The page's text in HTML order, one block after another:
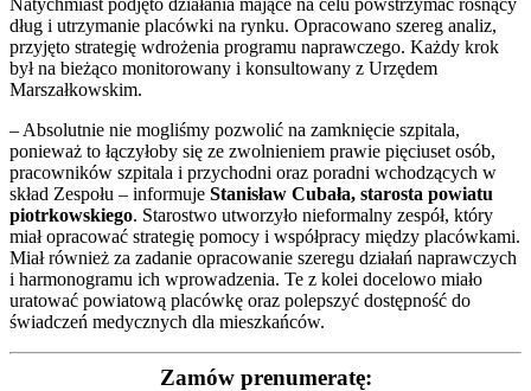
dług i utrzymanie placówki na rynku. Opracowano szereg analiz,
przyjęto strategię wdrożenia programu naprawczego. Każdy krok
był na bieżąco monitorowany i konsultowany z Urzędem
Marszałkowskim.
– Absolutnie nie mogliśmy pozwolić na zamknięcie szpitala,
ponieważ to łączyłoby się ze zwolnieniem prawie pięciuset osób,
pracowników szpitala i przychodni oraz poradni wchodzących w
skład Zespołu – informuje Stanisław Cubała, starosta powiatu
piotrkowskiego. Starostwo utworzyło nieformalny zespół, który
miał opracować strategię pomocy i współpracy między placówkami.
Miał również za zadanie opracowanie szeregu działań naprawczych
i harmonogramu ich wprowadzenia. Te z kolei docelowo miało
uratować powiatową placówkę oraz polepszyć dostępność do
świadczeń medycznych dla mieszkańców.
Zamów prenumeratę: